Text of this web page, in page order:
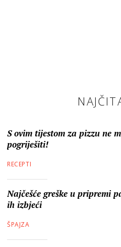
S ovim tijestom za pizzu ne
pogriješiti!
RECEPTI
Najčešće greške u pripremi
ih izbjeći
ŠPAJZA